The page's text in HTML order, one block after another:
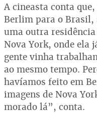
A cineasta conta
Berlim para o Brasil,
uma outra
Nova York, onde ela
gente vinha
ao mesmo tempo.
havíamos feito em
imagens de Nova
morado lá”, conta.